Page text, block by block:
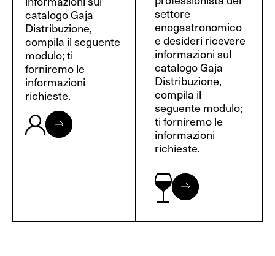
catalogo Gaja
Distribuzione,
compila il seguente
modulo; ti
forniremo le
informazioni
richieste.
settore
enogastronomico
e desideri ricevere
informazioni sul
catalogo Gaja
Distribuzione,
compila il
seguente modulo;
ti forniremo le
informazioni
richieste.